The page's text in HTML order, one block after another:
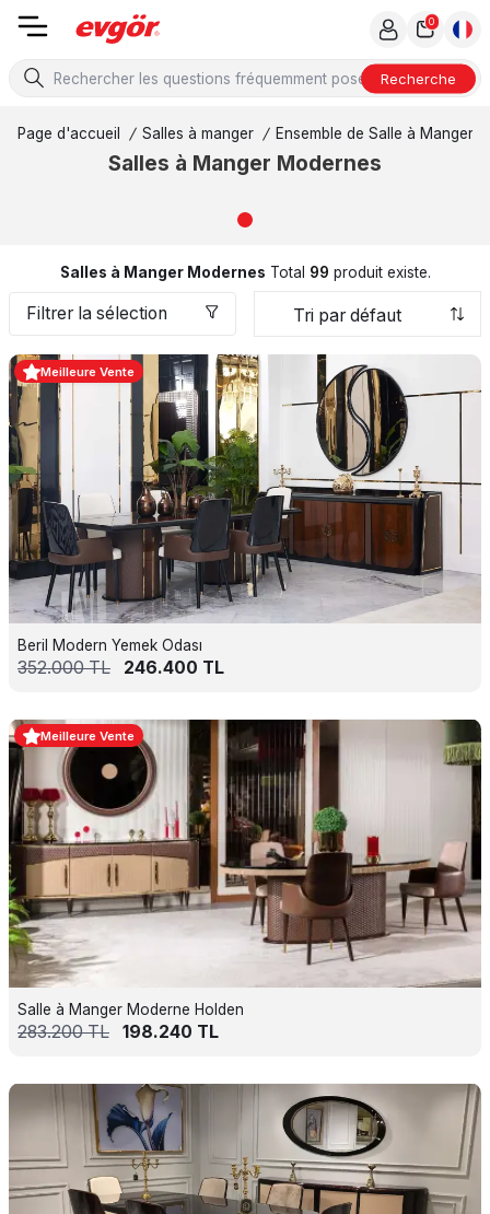
Recherche
0
Page d'accueil / Salles à manger / Ensemble de Salle à Manger
Salles à Manger Modernes
Filtrer la sélection
Salles à Manger Modernes Total 99 produit existe.
Meilleure Vente
Beril Modern Yemek Odası
352.000TL 246.400 TL
Meilleure Vente
Salle à Manger Moderne Holden
283.200TL 198.240 TL